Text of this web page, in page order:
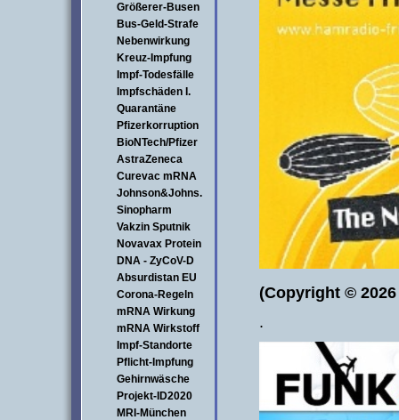
Größerer-Busen
Bus-Geld-Strafe
Nebenwirkung
Kreuz-Impfung
Impf-Todesfälle
Impfschäden I.
Quarantäne
Pfizerkorruption
BioNTech/Pfizer
AstraZeneca
Curevac mRNA
Johnson&Johns.
Sinopharm
Vakzin Sputnik
Novavax Protein
DNA - ZyCoV-D
Absurdistan EU
Corona-Regeln
mRNA Wirkung
mRNA Wirkstoff
Impf-Standorte
Pflicht-Impfung
Gehirnwäsche
Projekt-ID2020
MRI-München
(Copyright ©
.